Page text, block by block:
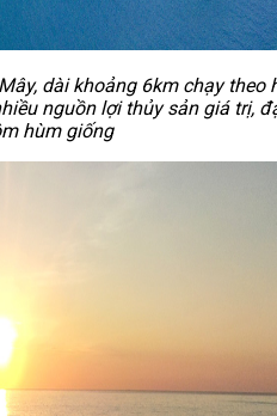
dài khoảng 6km chạy theo
nguồn lợi thủy sản giá trị,
hùm giống